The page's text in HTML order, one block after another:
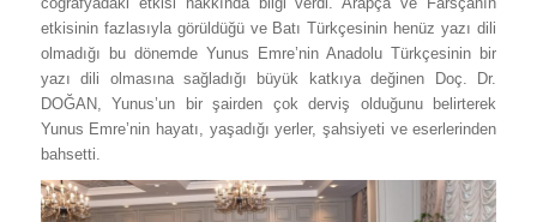
etkisinin fazlasıyla görüldüğü ve Batı Türkçesinin henüz yazı dili
olmadığı bu dönemde Yunus Emre’nin Anadolu Türkçesinin bir
yazı dili olmasına sağladığı büyük katkıya değinen Doç. Dr.
DOĞAN, Yunus’un bir şairden çok derviş olduğunu belirterek
Yunus Emre’nin hayatı, yaşadığı yerler, şahsiyeti ve eserlerinden
bahsetti.